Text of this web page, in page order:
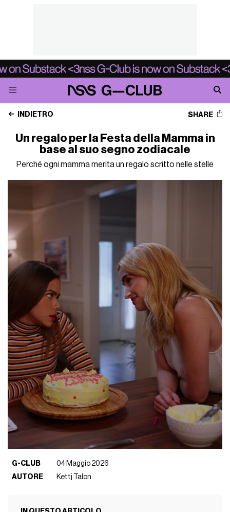
INDIETRO SHARE
Un regalo per la Festa della Mamma in
base al suo segno zodiacale
Perché ogni mamma merita un regalo scritto nelle stelle
G-CLUB
04 Maggio 2026
AUTORE
Kettj Talon